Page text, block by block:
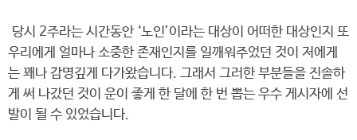
당시 2주라는 시간동안 ‘노인’이라는 대상이 어떠한 대상인지 또
우리에게 얼마나 소중한 존재인지를 일깨워주었던 것이 저에게
는 꽤나 감명깊게 다가왔습니다. 그래서 그러한 부분들을 진솔하
게 써 나갔던 것이 운이 좋게 한 달에 한 번 뽑는 우수 게시자에 선
발이 될 수 있었습니다.